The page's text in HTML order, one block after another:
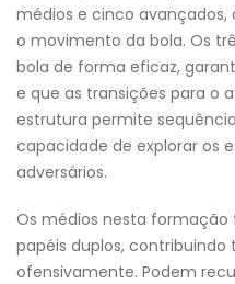
médios e cinco
o movimento da bola. Os
bola de forma eficaz,
e que as transições para o
estrutura permite
capacidade de explorar os
adversários.
Os médios nesta
papéis duplos,
ofensivamente. Podem